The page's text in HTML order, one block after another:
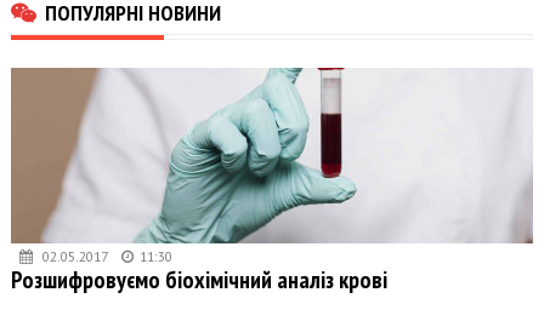
ПОПУЛЯРНІ НОВИНИ
02.05.2017 11:30
Розшифровуємо біохімічний аналіз крові